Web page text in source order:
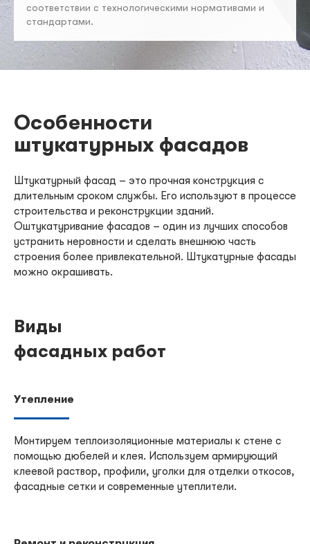
соответствии с технологическими нормативами и
стандартами.
Особенности
штукатурных фасадов
Штукатурный фасад – это прочная конструкция с
длительным сроком службы. Его используют в процессе
строительства и реконструкции зданий.
Оштукатуривание фасадов – один из лучших способов
устранить неровности и сделать внешнюю часть
строения более привлекательной. Штукатурные фасады
можно окрашивать.
Виды
фасадных работ
Утепление
Монтируем теплоизоляционные материалы к стене с
помощью дюбелей и клея. Используем армирующий
клеевой раствор, профили, уголки для отделки откосов,
фасадные сетки и современные утеплители.